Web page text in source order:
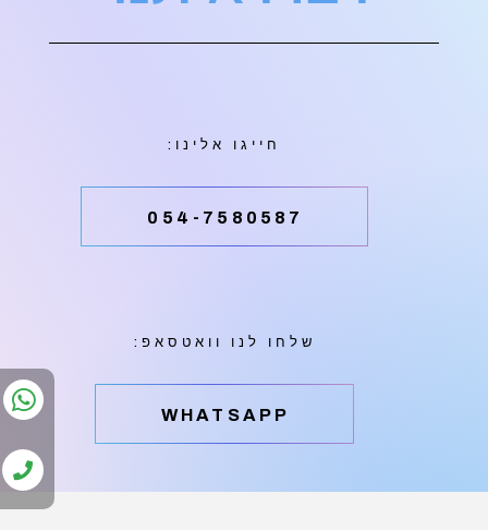
חייגו אלינו:
054-7580587
שלחו לנו וואטסאפ:
‫WHATSAPP